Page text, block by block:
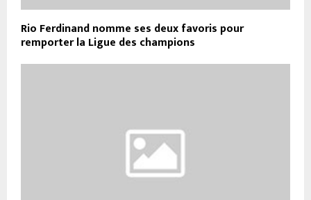
Rio Ferdinand nomme ses deux favoris pour
remporter la Ligue des champions